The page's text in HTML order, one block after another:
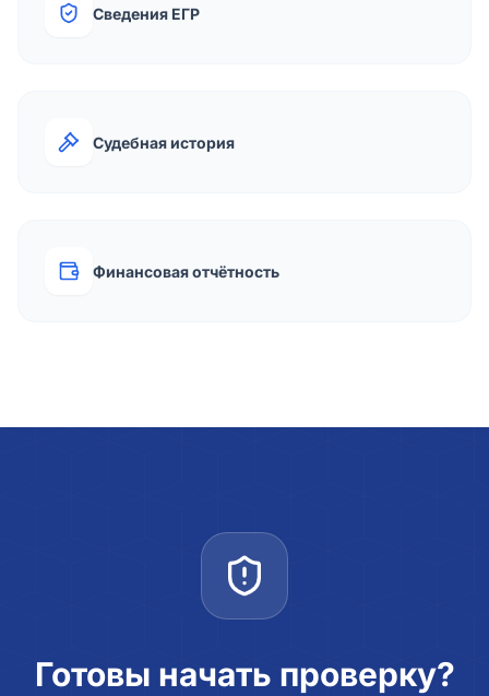
Сведения ЕГР
Судебная история
Финансовая отчётность
Готовы начать проверку?